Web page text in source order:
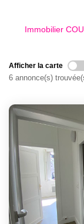
Immobilier
Afficher la carte
6 annonce(s)